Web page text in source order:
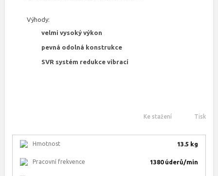
Výhody:
velmi vysoký výkon
pevná odolná konstrukce
SVR systém redukce vibrací
Ke stažení Tisk
Hmotnost 13.5 kg
Pracovní frekvence 1380 úderů/min